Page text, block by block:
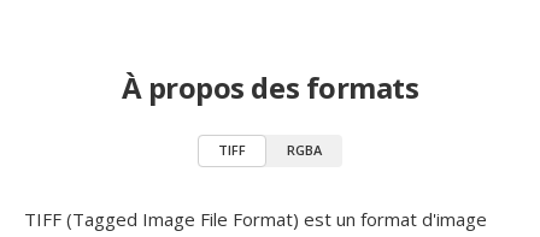
À propos des formats
TIFF RGBA
TIFF (Tagged Image File Format) est un format d'image